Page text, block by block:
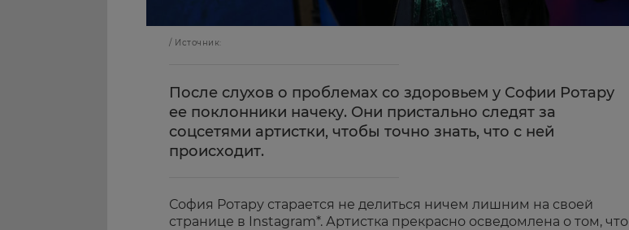
/ Источник:
После слухов о проблемах со здоровьем у Софии Ротару
ее поклонники начеку. Они пристально следят за
соцсетями артистки, чтобы точно знать, что с ней
происходит.
София Ротару старается не делиться ничем лишним на своей
странице в Instagram*. Артистка прекрасно осведомлена о том, что